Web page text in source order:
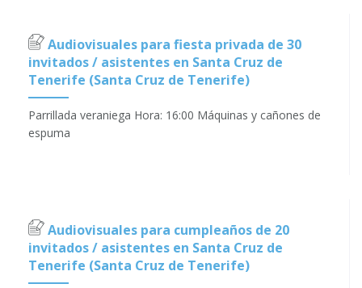
Audiovisuales para fiesta privada de 30
invitados / asistentes en Santa Cruz de
Tenerife (Santa Cruz de Tenerife)
Parrillada veraniega Hora: 16:00 Máquinas y cañones de
espuma
Audiovisuales para cumpleaños de 20
invitados / asistentes en Santa Cruz de
Tenerife (Santa Cruz de Tenerife)